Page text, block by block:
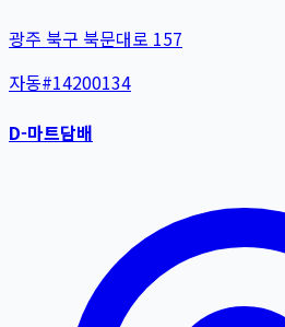
광주 북구 북문대로 157
자동#14200134
D-마트담배